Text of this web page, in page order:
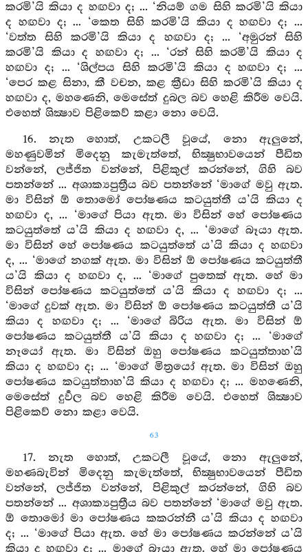
කරමි’යි කියා ද හඟවා ද; ... ‘නියම් ගම සිහි කරමි’යි කියා
ද හඟවා ද; ... ‘කෙත සිහි කරමි’යි කියා ද හඟවා ද; ...
‘වත්ත සිහි කරමි’යි කියා ද හඟවා ද; ... ‘අමුරන් සිහි
කරමි’යි කියා ද හඟවා ද; ... ‘රන් සිහි කරමි’යි කියා ද
හඟවා ද; ... ‘ශිල්පය සිහි කරමි’යි කියා ද හඟවා ද; ...
‘පෙර කළ සිනා, කී වචන, කළ ක්‍රීඩා සිහි කරමි’යි කියා ද
හඟවා ද, මහණෙනි, මෙසේත් දුබල බව හෙළි කිරීම වෙයි.
එහෙත් ශික්‍ෂාව පිළිකෙව් කළා නො වෙයි.
16. නැත හොත්, උකටලී වූයේ, නො ඇලුනේ,
මහණුවමින් මිදෙනු කැමැත්තේ, භික්‍ෂුභාවයෙන් පීඩිත
වන්නේ, ලජ්ජිත වන්නේ, පිළිකුල් කරන්නේ, ගිහි බව
පතන්නේ ... අශාක්‍යපුත්‍රීය බව පතන්නේ ‘මාගේ මවු ඇත.
මා විසින් ඕ තොමෝ පෝෂණය කටයුත්තී ය’යි කියා ද
හඟවා ද, ... ‘මාගේ පියා ඇත. මා විසින් හේ පෝෂණය
කටයුත්තේ ය’යි කියා ද හඟවා ද, ... ‘මාගේ බෑයා ඇත.
මා විසින් හේ පෝෂණය කටයුත්තේ ය’යි කියා ද හඟවා
ද, ... ‘මාගේ නගක් ඇත. මා විසින් ඕ පෝෂණය කටයුත්තී
ය’යි කියා ද හඟවා ද, ... ‘මාගේ පුතෙක් ඇත. හේ මා
විසින් පෝෂණය කටයුත්තේ ය’යි කියා ද හඟවා ද; ...
‘මාගේ දුවක් ඇත. මා විසින් ඕ පෝෂණය කටයුත්තී ය’යි
කියා ද හඟවා ද; ... ‘මාගේ බිරිය ඇත. මා විසින් ඕ
පෝෂණය කටයුත්තී ය’යි කියා ද හඟවා ද; ... ‘මාගේ
නෑයෝ ඇත. මා විසින් ඔහු පෝෂණය කටයුත්තාහ’යි
කියා ද හඟවා ද; ... ‘මාගේ මිත්‍රයෝ ඇත. මා විසින් ඔහු
පෝෂණය කටයුත්තාහ’යි කියා ද හඟවා ද; ... මහණෙනි,
මෙසේත් දුර්‍වල බව හෙළි කිරීම වෙයි. එහෙත් ශික්‍ෂාව
පිළිකෙව් නො කළා වෙයි.
63
17. නැත හොත්, උකටලී වූයේ, නො ඇලුනේ,
මහණබැවින් මිදෙනු කැමැත්තේ, භික්‍ෂුභාවයෙන් පීඩිත
වන්නේ, ලජ්ජිත වන්නේ, පිළිකුල් කරන්නේ, ගිහි බව
පතන්නේ ... අශාක්‍යපුත්‍රීය බව පතන්නේ ‘මාගේ මවු ඇත.
ඕ තොමෝ මා පෝෂණය කකරන්නී ය’යි කියා ද හඟවා
ද; ... ‘මාගේ පියා ඇත. හේ මා පෝෂණය කරන්නේ ය’යි
කියා ද හඟවා ද; ... මාගේ බෑයා ඇත. හේ මා පෝෂණය